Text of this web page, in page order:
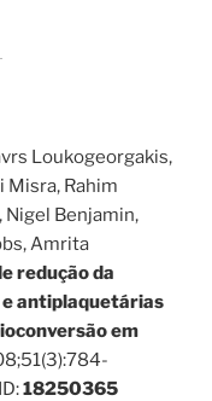
Loukogeorgakis,
Misra, Rahim
Nigel Benjamin,
Amrita
redução da
antiplaquetárias
em
18250365